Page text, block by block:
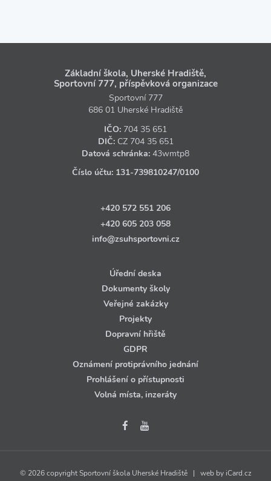
Základní škola, Uherské Hradiště,
Sportovní 777, příspěvková organizace
Sportovní 777
686 01 Uherské Hradiště
IČO: 704 35 651
DIČ: CZ 704 35 651
Datová schránka: 43wmtp8
Číslo účtu: 131‑739810247/0100
+420 572 551 206
+420 605 203 058
info@zsuhsportovni.cz
Úřední deska
Dokumenty školy
Veřejné zakázky
Projekty
Dopravní hřiště
GDPR
Oznámení protiprávního jednání
Prohlášení o přístupnosti
Volná místa, inzeráty
© 2026 copyright Sportovní škola Uherské Hradiště | web by iCard.cz